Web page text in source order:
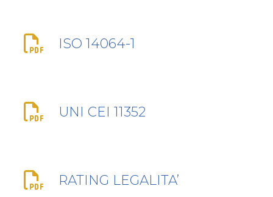
ISO 14064-1
UNI CEI 11352
RATING LEGALITA’